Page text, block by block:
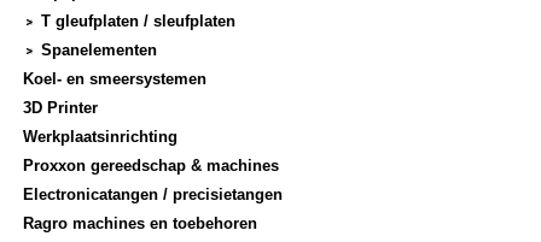
T gleufplaten / sleufplaten
Spanelementen
Koel- en smeersystemen
3D Printer
Werkplaatsinrichting
Proxxon gereedschap & machines
Electronicatangen / precisietangen
Ragro machines en toebehoren